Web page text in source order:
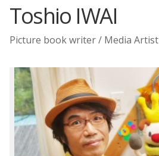
Toshio IWAI
Picture book writer / Media Artist